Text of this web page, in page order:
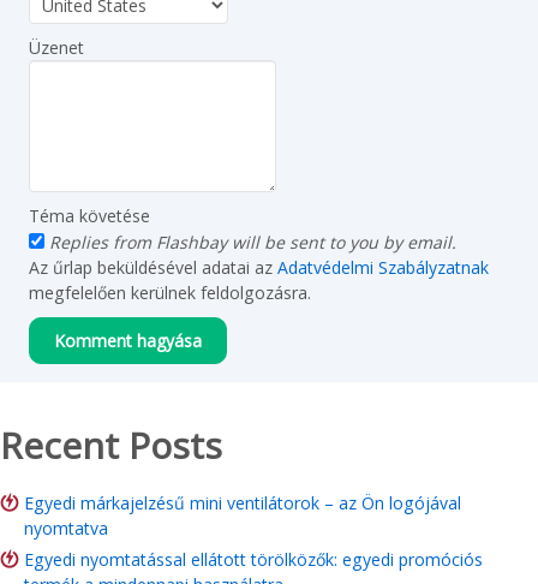
Üzenet
Téma követése
Replies from Flashbay will be sent to you by email.
Az űrlap beküldésével adatai az Adatvédelmi Szabályzatnak
megfelelően kerülnek feldolgozásra.
Recent Posts
Egyedi márkajelzésű mini ventilátorok – az Ön logójával
nyomtatva
Egyedi nyomtatással ellátott törölközők: egyedi promóciós